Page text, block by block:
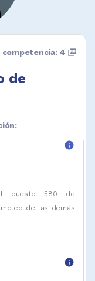
de
competencia: 4 picture_as_pdf
info
puesto 580 de
de las demás
info